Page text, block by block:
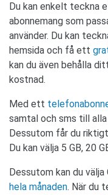
Du kan enkelt teckna
abonnemang som
använder. Du kan
hemsida och få ett
kan du även behålla
kostnad.
Med ett
samtal och sms till alla
Dessutom får du
Du kan välja 5 GB, 20
Dessutom kan du
hela månaden. När du